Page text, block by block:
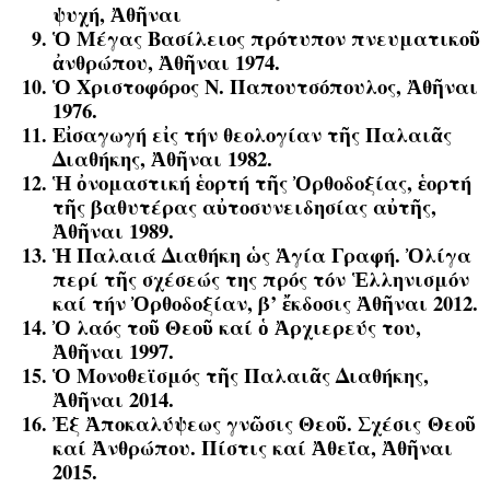
ψυχή, Ἀθῆναι
Ὁ Μέγας Βασίλειος πρότυπον πνευματικοῦ
ἀνθρώπου, Ἀθῆναι 1974.
Ὁ Χριστοφόρος Ν. Παπουτσόπουλος, Ἀθῆναι
1976.
Εἰσαγωγή εἰς τήν θεολογίαν τῆς Παλαιᾶς
Διαθήκης, Ἀθῆναι 1982.
Ἡ ὀνομαστική ἑορτή τῆς Ὀρθοδοξίας, ἑορτή
τῆς βαθυτέρας αὐτοσυνειδησίας αὐτῆς,
Ἀθῆναι 1989.
Ἡ Παλαιά Διαθήκη ὡς Ἁγία Γραφή. Ὀλίγα
περί τῆς σχέσεώς της πρός τόν Ἑλληνισμόν
καί τήν Ὀρθοδοξίαν, β’ ἔκδοσις Ἀθῆναι 2012.
Ὀ λαός τοῦ Θεοῦ καί ὁ Ἀρχιερεύς του,
Ἀθῆναι 1997.
Ὁ Μονοθεϊσμός τῆς Παλαιᾶς Διαθήκης,
Ἀθῆναι 2014.
Ἐξ Ἀποκαλύψεως γνῶσις Θεοῦ. Σχέσις Θεοῦ
καί Ἀνθρώπου. Πίστις καί Ἀθεΐα, Ἀθῆναι
2015.